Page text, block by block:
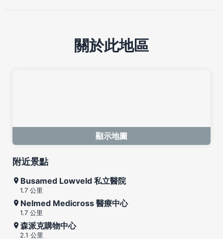
關於此地區
顯示地圖
附近景點
Busamed Lowveld 私立醫院
1.7 公里
Nelmed Medicross 醫療中心
1.7 公里
森派克購物中心
2.1 公里